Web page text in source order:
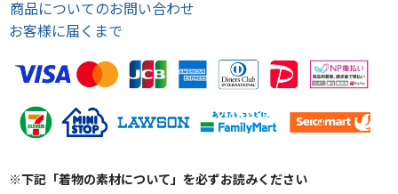
商品についてのお問い合わせ
お客様に届くまで
※下記「着物の素材について」を必ずお読みください